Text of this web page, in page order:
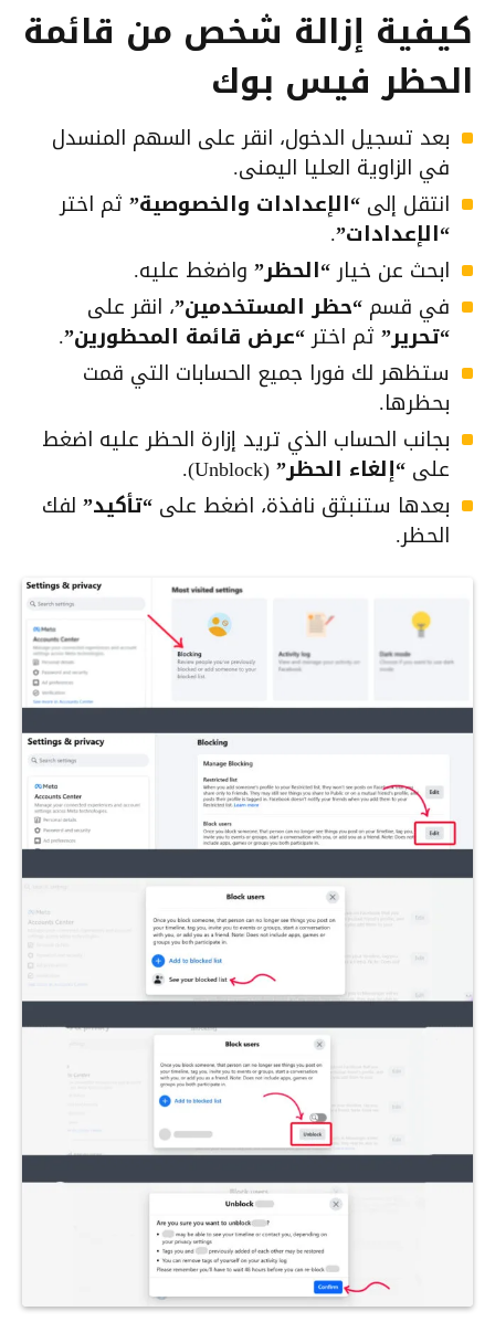
كيفية إزالة شخص من قائمة
الحظر فيس بوك
بعد تسجيل الدخول، انقر على السهم المنسدل
في الزاوية العليا اليمنى.
انتقل إلى “الإعدادات والخصوصية” ثم اختر
“الإعدادات”.
ابحث عن خيار“الحظر” واضغط عليه.
في قسم “حظر المستخدمين”، انقر على
“تحرير” ثم اختر“عرض قائمة المحظورين”.
ستظهر لك فورا جميع الحسابات التي قمت
بحظرها.
بجانب الحساب الذي تريد إزارة الحظر عليه اضغط
على “إلغاء الحظر”(Unblock).
بعدها ستنبثق نافذة، اضغط على “تأكيد” لفك
الحظر.